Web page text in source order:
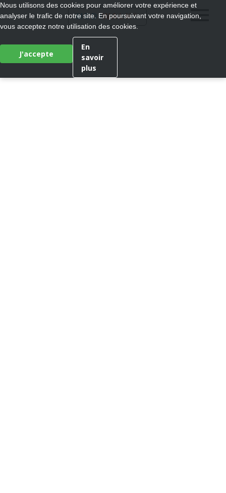
MEDIWALK®
Nous utilisons des cookies pour améliorer votre expérience et
analyser le trafic de notre site. En poursuivant votre navigation,
vous acceptez notre utilisation des cookies.
J'accepte
En
savoir
plus